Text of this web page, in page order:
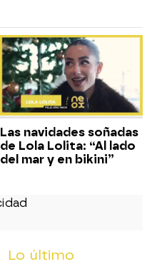
Las navidades soñadas
de Lola Lolita: “Al lado
del mar y en bikini”
Lo último